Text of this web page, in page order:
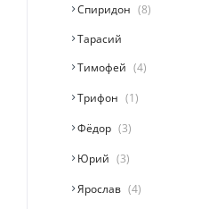
Спиридон
8
Тарасий
Тимофей
4
Трифон
1
Фёдор
3
Юрий
3
Ярослав
4